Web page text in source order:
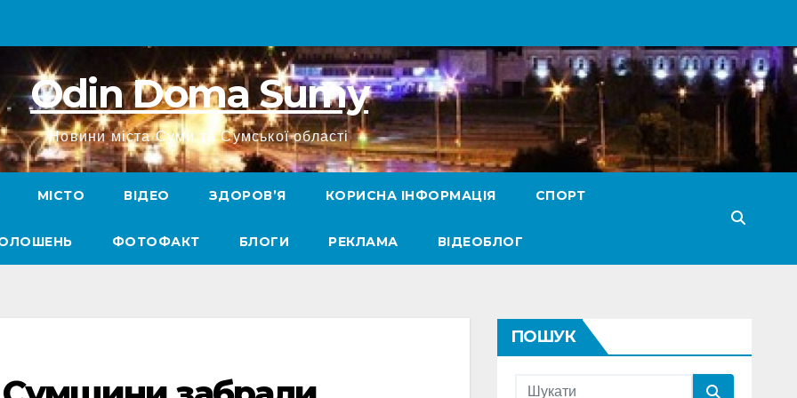
Odin Doma Sumy
Новини міста Суми та Сумської області
МІСТО ВІДЕО ЗДОРОВ’Я КОРИСНА ІНФОРМАЦІЯ СПОРТ
ФОТОФАКТ БЛОГИ РЕКЛАМА ВІДЕОБЛОГ
ПОШУК